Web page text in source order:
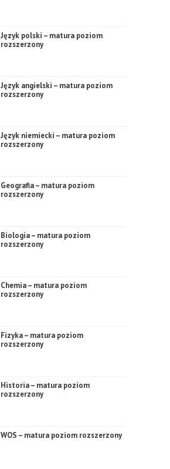
Język polski – matura poziom
rozszerzony
Język angielski – matura poziom
rozszerzony
Język niemiecki – matura poziom
rozszerzony
Geografia – matura poziom
rozszerzony
Biologia – matura poziom
rozszerzony
Chemia – matura poziom
rozszerzony
Fizyka – matura poziom
rozszerzony
Historia – matura poziom
rozszerzony
WOS – matura poziom rozszerzony